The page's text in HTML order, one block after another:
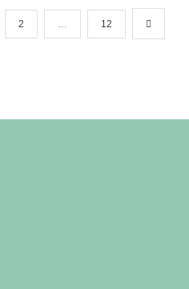
2 … 12